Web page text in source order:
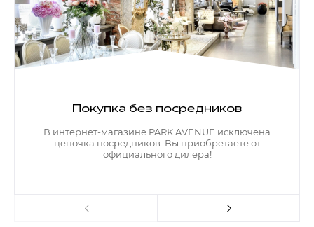
Покупка без посредников
В интернет-магазине PARK AVENUE исключена
цепочка посредников. Вы приобретаете от
официального дилера!